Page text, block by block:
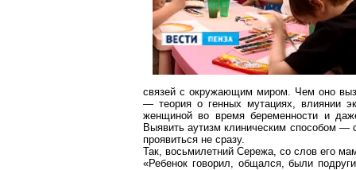
связей с окружающим миром. Чем оно
— теория о генных мутациях, влиянии
женщиной во время беременности и
Выявить аутизм клиническим способом
проявиться не сразу.
Так, восьмилетний Сережа, со слов его
«Ребенок говорил, общался, были